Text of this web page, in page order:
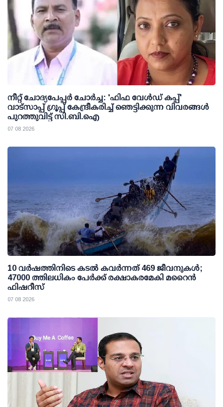
നീറ്റ് ചോദ്യപേപ്പര്‍ ചോര്‍ച്ച: 'ഫിഫ വേള്‍ഡ് കപ്പ്'
വാട്സാപ്പ് ഗ്രൂപ്പ് കേന്ദ്രീകരിച്ച് ഞെട്ടിക്കുന്ന വിവരങ്ങള്‍
പുറത്തുവിട്ട് സി.ബി.ഐ
07 08 2026
10 വര്‍ഷത്തിനിടെ കടല്‍ കവര്‍ന്നത് 469 ജീവനുകള്‍;
47000 ത്തിലധികം പേര്‍ക്ക് രക്ഷാകരമേകി മറൈന്‍
ഫിഷറീസ്
07 08 2026